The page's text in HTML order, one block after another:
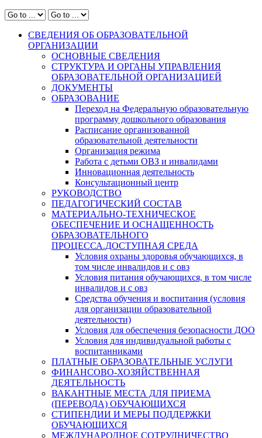
СВЕДЕНИЯ ОБ ОБРАЗОВАТЕЛЬНОЙ
ОРГАНИЗАЦИИ
ОСНОВНЫЕ СВЕДЕНИЯ
СТРУКТУРА И ОРГАНЫ УПРАВЛЕНИЯ
ОБРАЗОВАТЕЛЬНОЙ ОРГАНИЗАЦИЕЙ
ДОКУМЕНТЫ
ОБРАЗОВАНИЕ
Переход на Федеральную образовательную
программу дошкольного образования
Расписание организованной
образовательной деятельности
Организация режима
Работа с детьми ОВЗ и инвалидами
Инновационная деятельность
Консультационный центр
РУКОВОДСТВО
ПЕДАГОГИЧЕСКИЙ СОСТАВ
МАТЕРИАЛЬНО-ТЕХНИЧЕСКОЕ
ОБЕСПЕЧЕНИЕ И ОСНАЩЕННОСТЬ
ОБРАЗОВАТЕЛЬНОГО
ПРОЦЕССА.ДОСТУПНАЯ СРЕДА
Условия охраны здоровья обучающихся, в
том числе инвалидов и с овз
Условия питания обучающихся, в том числе
инвалидов и с овз
Средства обучения и воспитания (условия
для организации образовательной
деятельности)
Условия для обеспечения безопасности ДОО
Условия для индивидуальной работы с
воспитанниками
ПЛАТНЫЕ ОБРАЗОВАТЕЛЬНЫЕ УСЛУГИ
ФИНАНСОВО-ХОЗЯЙСТВЕННАЯ
ДЕЯТЕЛЬНОСТЬ
ВАКАНТНЫЕ МЕСТА ДЛЯ ПРИЕМА
(ПЕРЕВОДА) ОБУЧАЮЩИХСЯ
СТИПЕНДИИ И МЕРЫ ПОДДЕРЖКИ
ОБУЧАЮЩИХСЯ
МЕЖДУНАРОДНОЕ СОТРУДНИЧЕСТВО